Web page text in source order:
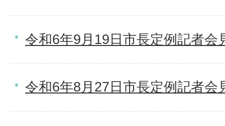
令和6年9月19日市長定例記者会
令和6年8月27日市長定例記者会